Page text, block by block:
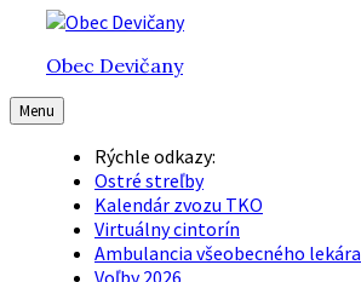
Preskočiť
obsah
Preskočiť
hlavnú
navigáciu
Preskočiť
pätičkuObec Devičany
Menu
Rýchle odkazy:
Ostré streľby
Kalendár zvozu TKO
Virtuálny cintorín
Ambulancia všeobecného lekára
Voľby 2026